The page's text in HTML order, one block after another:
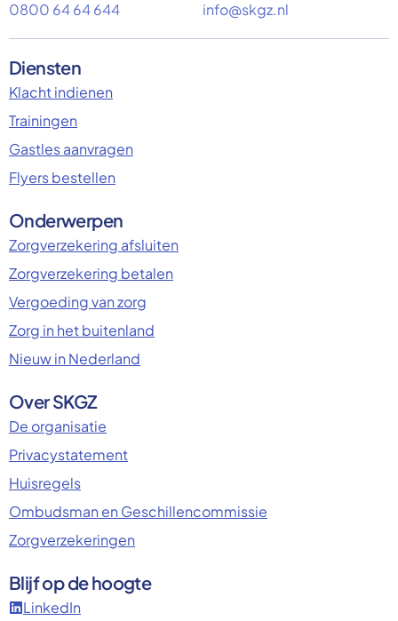
0800 64 64 644 info@skgz.nl
Diensten
Klacht indienen
Trainingen
Gastles aanvragen
Flyers bestellen
Onderwerpen
Zorgverzekering afsluiten
Zorgverzekering betalen
Vergoeding van zorg
Zorg in het buitenland
Nieuw in Nederland
Over SKGZ
De organisatie
Privacystatement
Huisregels
Ombudsman en Geschillencommissie
Zorgverzekeringen
Blijf op de hoogte
LinkedIn